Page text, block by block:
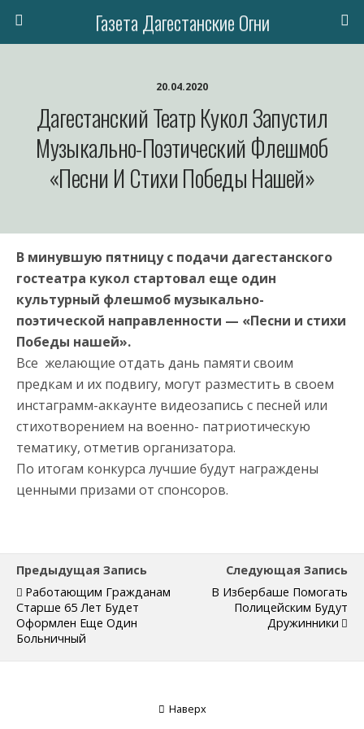
Газета Дагестанские Огни
20.04.2020
Дагестанский Театр Кукол Запустил
Музыкально-Поэтический Флешмоб
«Песни И Стихи Победы Нашей»
В минувшую пятницу с подачи дагестанского
гостеатра кукол стартовал еще один
культурный флешмоб музыкально-
поэтической направленности — «Песни и стихи
Победы нашей».
Все желающие отдать дань памяти своим
предкам и их подвигу, могут разместить в своем
инстаграмм-аккаунте видеозапись с песней или
стихотворением на военно- патриотическую
тематику, отметив организатора.
По итогам конкурса лучшие будут награждены
ценными призами от спонсоров.
Предыдущая Запись
Работающим Гражданам
Старше 65 Лет Будет
Оформлен Еще Один
Больничный
Следующая Запись
В Избербаше Помогать
Полицейским Будут
Дружинники
Наверх